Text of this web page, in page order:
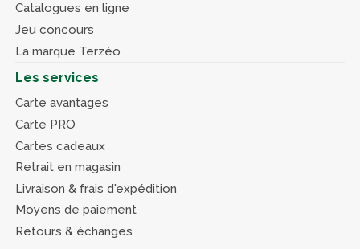
Catalogues en ligne
Jeu concours
La marque Terzéo
Les services
Carte avantages
Carte PRO
Cartes cadeaux
Retrait en magasin
Livraison & frais d'expédition
Moyens de paiement
Retours & échanges